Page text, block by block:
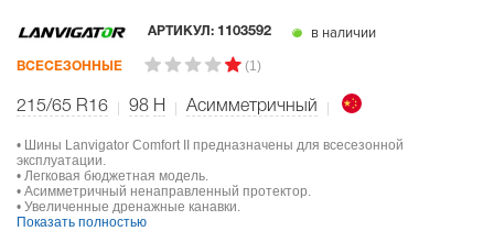
АРТИКУЛ: 1103592 в наличии
ВСЕСЕЗОННЫЕ (1)
215/65 R16 98 H Асимметричный
• Шины Lanvigator Comfort II предназначены для всесезонной
эксплуатации.
• Легковая бюджетная модель.
• Асимметричный ненаправленный протектор.
• Увеличенные дренажные канавки.
Показать полностью